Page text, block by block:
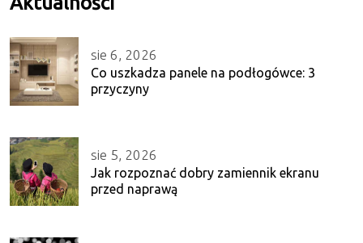
sie 6, 2026
Co uszkadza panele na podłogówce: 3
przyczyny
sie 5, 2026
Jak rozpoznać dobry zamiennik ekranu
przed naprawą